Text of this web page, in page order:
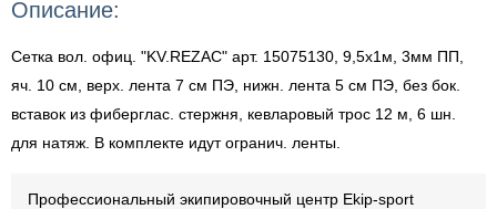
Описание:
Сетка вол. офиц. "KV.REZAC" арт. 15075130, 9,5х1м, 3мм ПП,
яч. 10 см, верх. лента 7 см ПЭ, нижн. лента 5 см ПЭ, без бок.
вставок из фиберглас. стержня, кевларовый трос 12 м, 6 шн.
для натяж. В комплекте идут огранич. ленты.
Профессиональный экипировочный центр Ekip-sport